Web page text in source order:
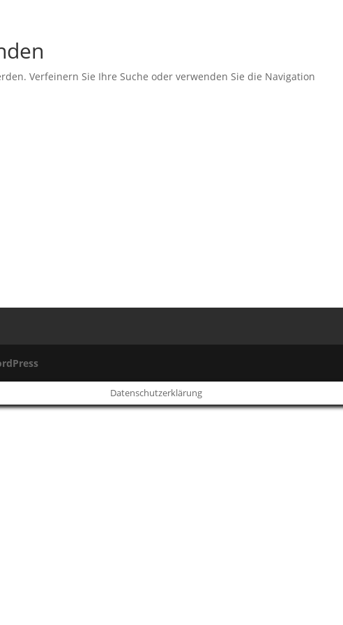
Verfeinern Sie Ihre Suche oder verwenden Sie die Navigation
Datenschutzerklärung